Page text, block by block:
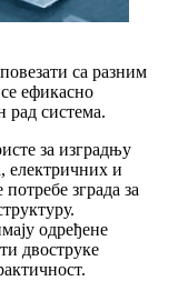
са разним
ефикасно
рад система.
за изградњу
електричних и
зграда за
одређене
двоструке